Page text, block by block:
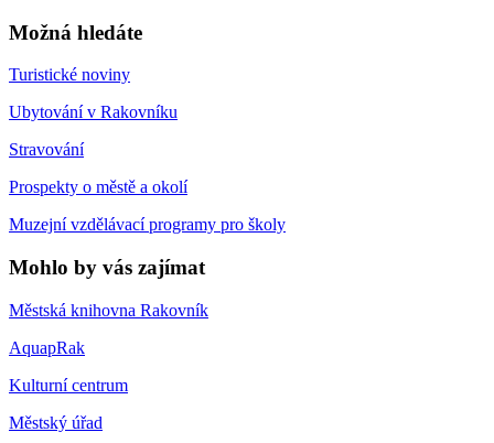
Možná hledáte
Turistické noviny
Ubytování v Rakovníku
Stravování
Prospekty o městě a okolí
Muzejní vzdělávací programy pro školy
Mohlo by vás zajímat
Městská knihovna Rakovník
AquapRak
Kulturní centrum
Městský úřad